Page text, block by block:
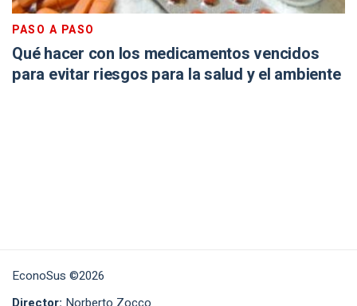
PASO A PASO
Qué hacer con los medicamentos vencidos
para evitar riesgos para la salud y el ambiente
EconoSus ©2026